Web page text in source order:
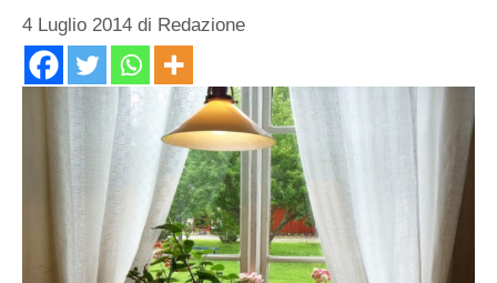
4 Luglio 2014 di Redazione